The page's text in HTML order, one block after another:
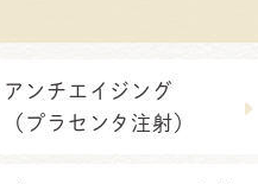
アンチエイジング
（プラセンタ注射）